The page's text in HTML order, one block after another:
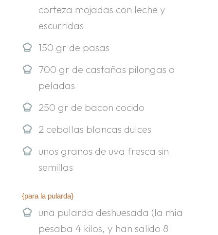
corteza mojadas con leche y
escurridas
150 gr de pasas
700 gr de castañas pilongas o
peladas
250 gr de bacon cocido
2 cebollas blancas dulces
unos granos de uva fresca sin
semillas
{para la pularda}
una pularda deshuesada (la mía
pesaba 4 kilos, y han salido 8